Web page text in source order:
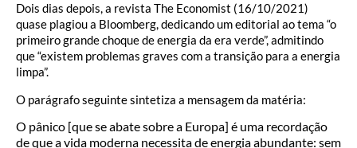
Dois dias depois, a revista The Economist (16/10/2021)
quase plagiou a Bloomberg, dedicando um editorial ao tema “o
primeiro grande choque de energia da era verde”, admitindo
que “existem problemas graves com a transição para a energia
limpa”.
O parágrafo seguinte sintetiza a mensagem da matéria:
O pânico [que se abate sobre a Europa] é uma recordação
de que a vida moderna necessita de energia abundante: sem